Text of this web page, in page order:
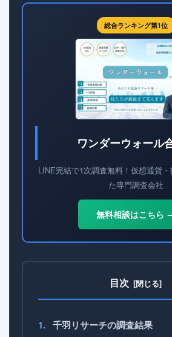
総合ランキング第1位
ワンダーウォール
LINE完結で1次調査無料！仮想通貨
た専門調査会社
無料相談はこちら
目次
千羽リサーチの調査結果